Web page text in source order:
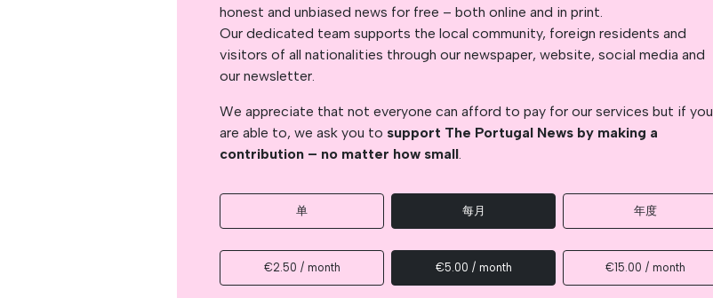
honest and unbiased news for free – both online and in print.
Our dedicated team supports the local community, foreign residents and
visitors of all nationalities through our newspaper, website, social media and
our newsletter.
We appreciate that not everyone can afford to pay for our services but if you
are able to, we ask you to support The Portugal News by making a
contribution – no matter how small.
单 每月 年度
€2.50 / month €5.00 / month €15.00 / month